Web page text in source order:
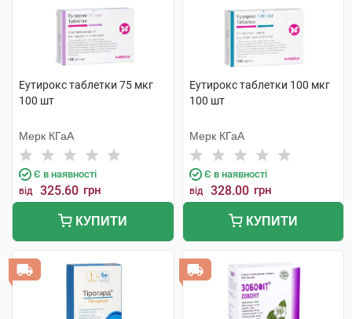
Еутирокс таблетки 75 мкг
100 шт
Мерк КГаА
Є в наявності
від 325.60 грн
КУПИТИ
Еутирокс таблетки 100 мкг
100 шт
Мерк КГаА
Є в наявності
від 328.00 грн
КУПИТИ